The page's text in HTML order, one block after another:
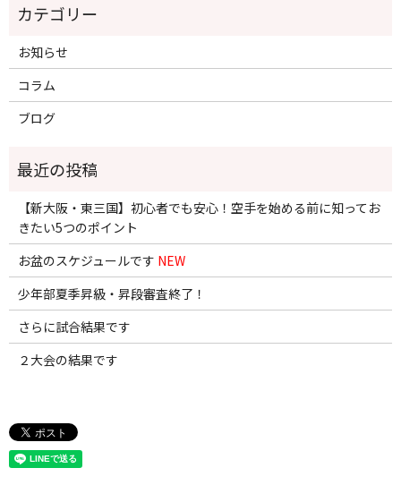
お知らせ
コラム
ブログ
【新大阪・東三国】初心者でも安心！空手を始める前に知ってお
きたい5つのポイント
お盆のスケジュールです NEW
少年部夏季昇級・昇段審査終了！
さらに試合結果です
２大会の結果です